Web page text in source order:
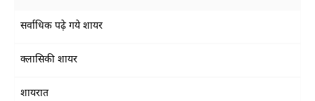
सर्वाधिक पढ़े गये शायर
क्लासिकी शायर
शायरात